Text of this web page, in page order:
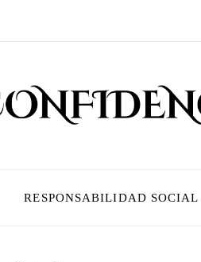
RESPONSABILIDAD SOCIAL